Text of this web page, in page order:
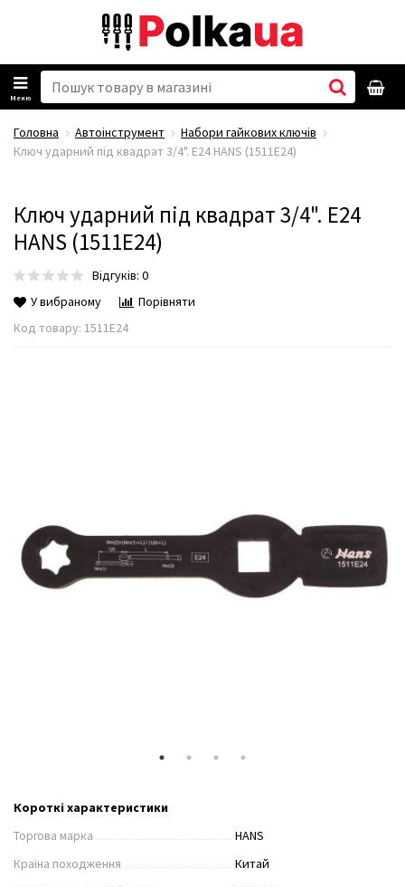
Меню
Головна Автоінструмент
Набори гайкових ключів
Ключ ударний пiд квадрат 3/4". Е24 HANS (1511E24)
Ключ ударний пiд квадрат 3/4". Е24
HANS (1511E24)
Відгуків: 0
У вибраному
Порівняти
Код товару: 1511E24
Короткі характеристики
Торгова марка
HANS
Країна походження
Китай